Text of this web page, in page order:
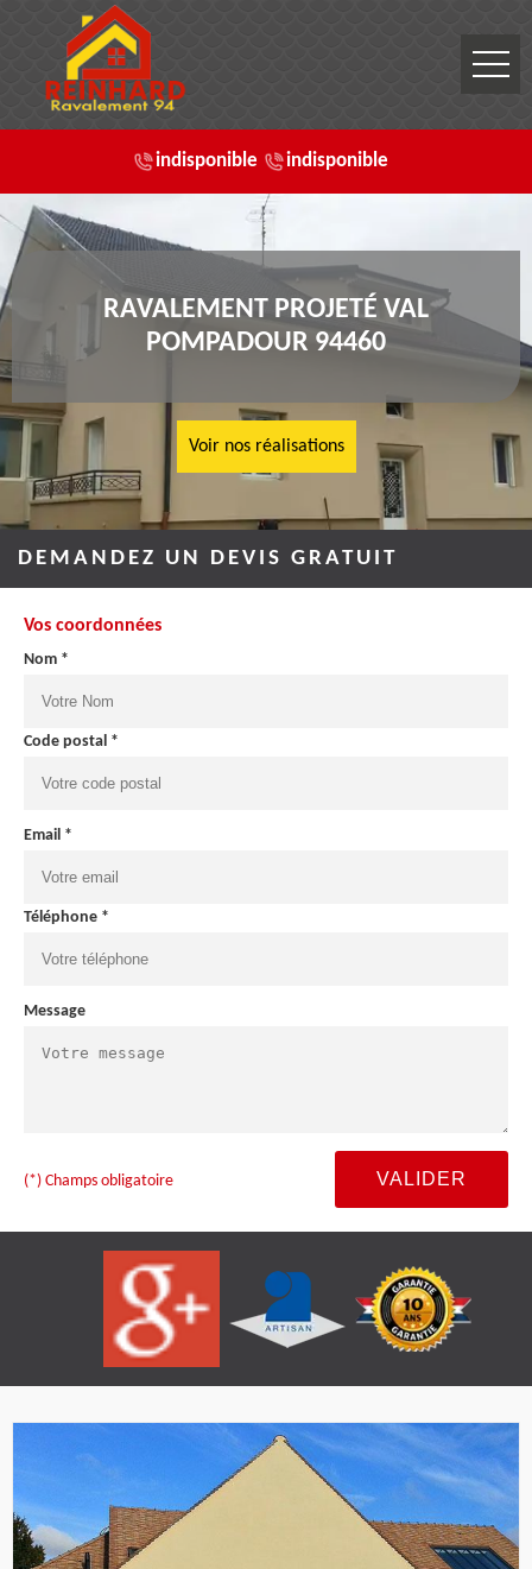
indisponible indisponible
RAVALEMENT PROJETÉ VAL
POMPADOUR 94460
Voir nos réalisations
DEMANDEZ UN DEVIS GRATUIT
Vos coordonnées
Nom *
Code postal *
Email *
Téléphone *
Message
(*) Champs obligatoire